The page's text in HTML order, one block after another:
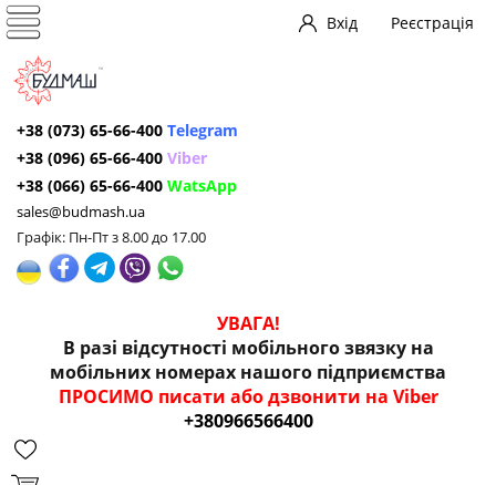
Вхід Реєстрація
+38 (073) 65-66-400 Telegram
+38 (096) 65-66-400 Viber
+38 (066) 65-66-400 WatsApp
sales@budmash.ua
Графік: Пн-Пт з 8.00 до 17.00
УВАГА!
В разі відсутності мобільного звязку на
мобільних номерах нашого підприємства
ПРОСИМО писати або дзвонити на Viber
+380966566400